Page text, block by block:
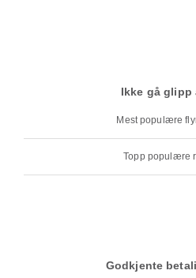
Ikke gå glipp
Mest populære
Topp populære
Godkjente